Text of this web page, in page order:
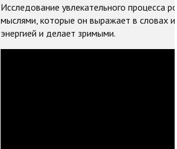
Исследование увлекательного процесса
мыслями, которые он выражает в словах
энергией и делает зримыми.